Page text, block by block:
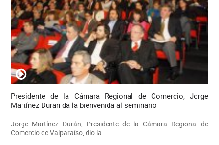
Presidente de la Cámara Regional de Comercio, Jorge
Martínez Duran da la bienvenida al seminario
Jorge Martínez Durán, Presidente de la Cámara Regional de
Comercio de Valparaíso, dio la...